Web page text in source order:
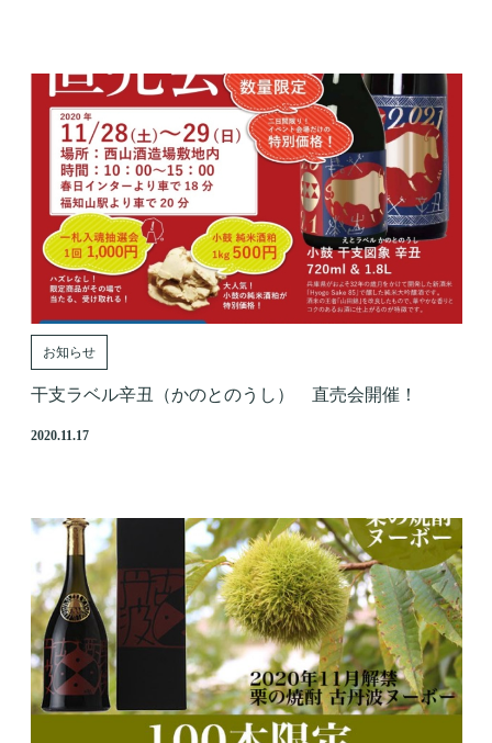
お知らせ
干支ラベル辛丑（かのとのうし） 直売会開催！
2020.11.17